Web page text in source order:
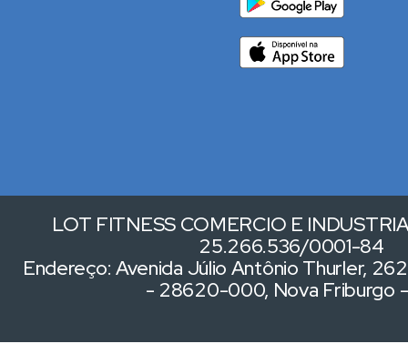
LOT FITNESS COMERCIO E
25.266.536/0001-84
Endereço: Avenida Júlio Antônio Thurler,
- 28620-000, Nova Friburgo